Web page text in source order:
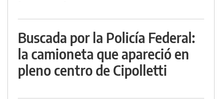
Buscada por la Policía Federal:
la camioneta que apareció en
pleno centro de Cipolletti